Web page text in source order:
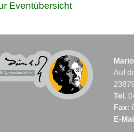
Eventübersicht
Auf
Tel.
Fax:
E-